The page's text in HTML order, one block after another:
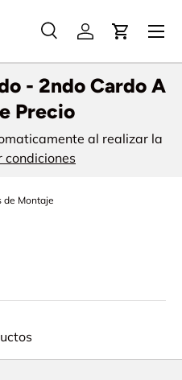
BuscarCuentaCarrito
Menú
- 2ndo Cardo A
Precio
al realizar la
condiciones
de Montaje